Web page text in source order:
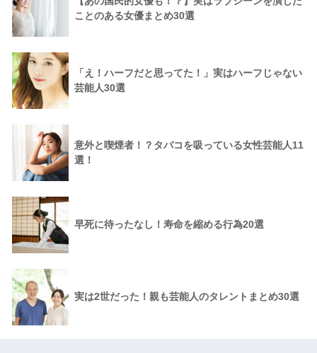
ことのある女優まとめ30選
「え！ハーフだと思ってた！」実はハーフじゃない
芸能人30選
意外と喫煙者！？タバコを吸っている女性芸能人11
選！
早死に待ったなし！寿命を縮める行為20選
実は2世だった！親も芸能人のタレントまとめ30選